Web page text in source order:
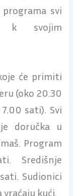
svi
k svojim
će primiti
(oko 20.30
sati). Svi
doručka u
Program
Središnje
Sudionici
kući.